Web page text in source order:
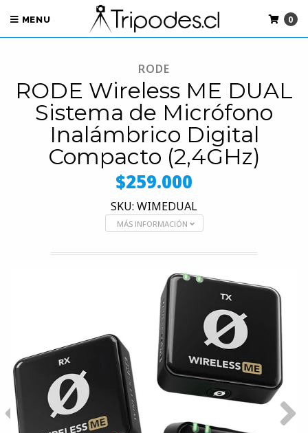
MENU 0
RODE
RODE Wireless ME DUAL
Sistema de Micrófono
Inalámbrico Digital
Compacto (2,4GHz)
$259.000
SKU: WIMEDUAL
MÁS INFORMACIÓN